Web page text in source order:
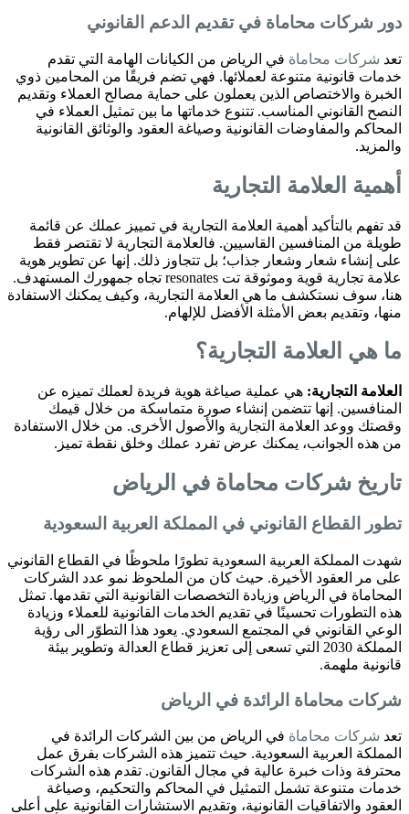
دور شركات محاماة في تقديم الدعم القانوني
تعد شركات محاماة في الرياض من الكيانات الهامة التي تقدم
خدمات قانونية متنوعة لعملائها. فهي تضم فريقًا من المحامين ذوي
الخبرة والاختصاص الذين يعملون على حماية مصالح العملاء وتقديم
النصح القانوني المناسب. تتنوع خدماتها ما بين تمثيل العملاء في
المحاكم والمفاوضات القانونية وصياغة العقود والوثائق القانونية
والمزيد.
أهمية العلامة التجارية
قد تفهم بالتأكيد أهمية العلامة التجارية في تمييز عملك عن قائمة
طويلة من المنافسين القاسيين. فالعلامة التجارية لا تقتصر فقط
على إنشاء شعار وشعار جذاب؛ بل تتجاوز ذلك. إنها عن تطوير هوية
علامة تجارية قوية وموثوقة تت resonates تجاه جمهورك المستهدف.
هنا، سوف نستكشف ما هي العلامة التجارية، وكيف يمكنك الاستفادة
منها، وتقديم بعض الأمثلة الأفضل للإلهام.
ما هي العلامة التجارية؟
العلامة التجارية: هي عملية صياغة هوية فريدة لعملك تميزه عن
المنافسين. إنها تتضمن إنشاء صورة متماسكة من خلال قيمك
وقصتك ووعد العلامة التجارية والأصول الأخرى. من خلال الاستفادة
من هذه الجوانب، يمكنك عرض تفرد عملك وخلق نقطة تميز.
تاريخ شركات محاماة في الرياض
تطور القطاع القانوني في المملكة العربية السعودية
شهدت المملكة العربية السعودية تطورًا ملحوظًا في القطاع القانوني
على مر العقود الأخيرة. حيث كان من الملحوظ نمو عدد الشركات
المحاماة في الرياض وزيادة التخصصات القانونية التي تقدمها. تمثل
هذه التطورات تحسينًا في تقديم الخدمات القانونية للعملاء وزيادة
الوعي القانوني في المجتمع السعودي. يعود هذا التطوّر الى رؤية
المملكة 2030 التي تسعى إلى تعزيز قطاع العدالة وتطوير بيئة
قانونية ملهمة.
شركات محاماة الرائدة في الرياض
تعد شركات محاماة في الرياض من بين الشركات الرائدة في
المملكة العربية السعودية. حيث تتميز هذه الشركات بفرق عمل
محترفة وذات خبرة عالية في مجال القانون. تقدم هذه الشركات
خدمات متنوعة تشمل التمثيل في المحاكم والتحكيم، وصياغة
العقود والاتفاقيات القانونية، وتقديم الاستشارات القانونية على أعلى